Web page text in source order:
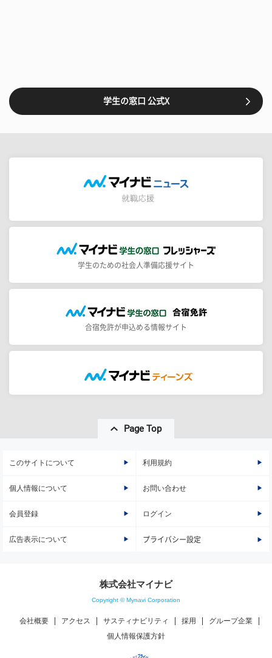
学生の窓口 公式X
学生のための社会人準備応援サイト
合宿免許が申込める情報サイト
Page Top
このサイトについて 利用規約
個人情報について お問い合わせ
会員登録 ログイン
広告表示について プライバシー設定
株式会社マイナビ
Copyright © Mynavi Corporation
会社概要 アクセス サスティナビリティ 採用
グループ企業
個人情報保護方針